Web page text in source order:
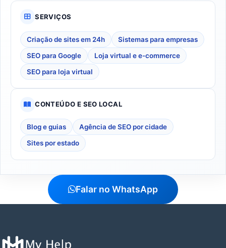
SERVIÇOS
Criação de sites em 24h Sistemas para empresas
SEO para Google Loja virtual e e-commerce
SEO para loja virtual
CONTEÚDO E SEO LOCAL
Blog e guias Agência de SEO por cidade
Sites por estado
Falar no WhatsApp